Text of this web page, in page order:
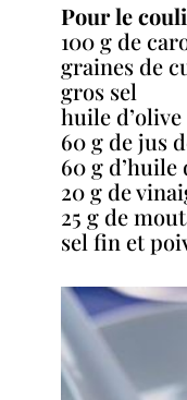
Pour le
100 g de
graines de
gros sel
huile d’olive
60 g de jus
60 g
20 g de
25 g de
sel fin et